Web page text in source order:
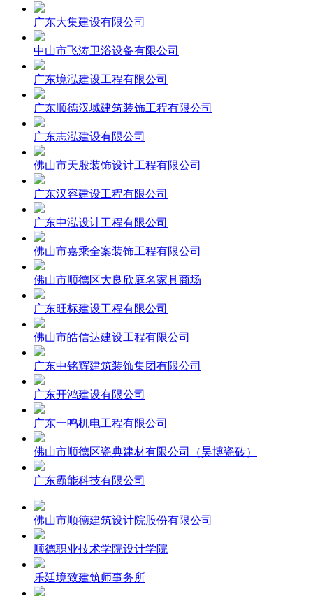
广东大集建设有限公司
中山市飞涛卫浴设备有限公司
广东境泓建设工程有限公司
广东顺德汉域建筑装饰工程有限公司
广东志泓建设有限公司
佛山市天殷装饰设计工程有限公司
广东汉容建设工程有限公司
广东中泓设计工程有限公司
佛山市嘉乘全案装饰工程有限公司
佛山市顺德区大良欣庭名家具商场
广东旺标建设工程有限公司
佛山市皓信达建设工程有限公司
广东中铭辉建筑装饰集团有限公司
广东开鸿建设有限公司
广东一鸣机电工程有限公司
佛山市顺德区瓷典建材有限公司（昊博瓷砖）
广东霸能科技有限公司
佛山市顺德建筑设计院股份有限公司
顺德职业技术学院设计学院
乐廷境致建筑师事务所